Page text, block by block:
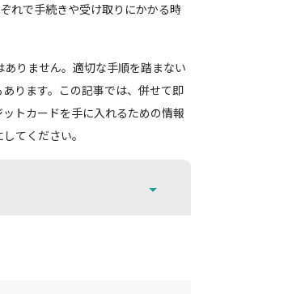
れで手続きや受け取りにかかる時
りません。適切な手順を踏まない
ります。この記事では、併せて即
トカードを手に入れるための情報
てください。